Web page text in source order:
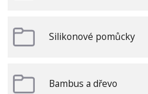
Silikonové pomůcky
Bambus a dřevo